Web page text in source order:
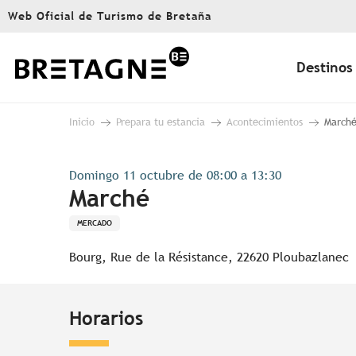
Aller
principal
Web Oficial de Turismo de Bretaña
Destinos
Inicio Prepara tu estancia Acontecimientos Marché
Domingo 11 octubre de 08:00 a 13:30
Marché
MERCADO
Bourg, Rue de la Résistance, 22620 Ploubazlanec
Horarios